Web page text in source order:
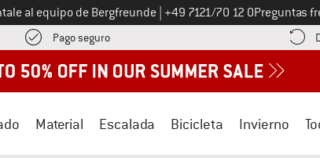
al equipo de Bergfreunde Llámenos al
+49 7121/70 12 0Preguntas
Pago seguro¡encuentre información sobre el pago aquí!
Material Escalada Bicicleta Invierno